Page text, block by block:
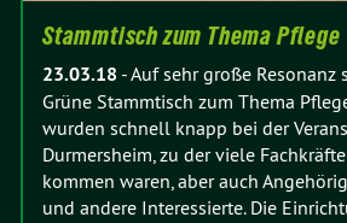
Stammtisch zum Thema Pflege
23.03.18 -Auf sehr große Resonanz
Grüne Stammtisch zum Thema
wurden schnell knapp bei der
Durmersheim, zu der viele
kommen waren, aber auch
und andere Interessierte. Die